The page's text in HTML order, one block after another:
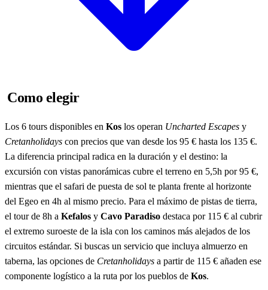
Como elegir
Los 6 tours disponibles en Kos los operan Uncharted Escapes y
Cretanholidays con precios que van desde los 95 € hasta los 135 €.
La diferencia principal radica en la duración y el destino: la
excursión con vistas panorámicas cubre el terreno en 5,5h por 95 €,
mientras que el safari de puesta de sol te planta frente al horizonte
del Egeo en 4h al mismo precio. Para el máximo de pistas de tierra,
el tour de 8h a Kefalos y Cavo Paradiso destaca por 115 € al cubrir
el extremo suroeste de la isla con los caminos más alejados de los
circuitos estándar. Si buscas un servicio que incluya almuerzo en
taberna, las opciones de Cretanholidays a partir de 115 € añaden ese
componente logístico a la ruta por los pueblos de Kos.